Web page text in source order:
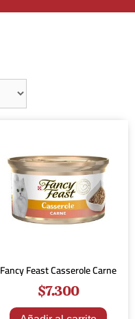
Fancy Feast Casserole Carne
$7.300